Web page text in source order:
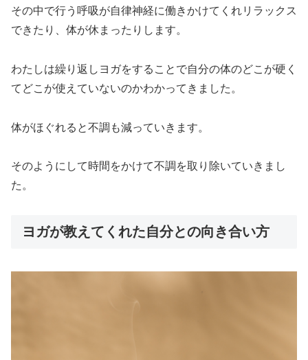
その中で行う呼吸が自律神経に働きかけてくれリラックス
できたり、体が休まったりします。
わたしは繰り返しヨガをすることで自分の体のどこが硬く
てどこが使えていないのかわかってきました。
体がほぐれると不調も減っていきます。
そのようにして時間をかけて不調を取り除いていきまし
た。
ヨガが教えてくれた自分との向き合い方